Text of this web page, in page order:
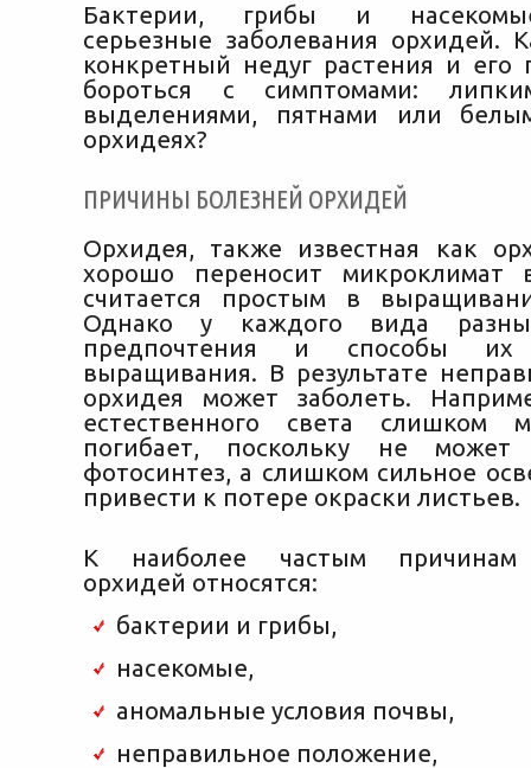
Бактерии, грибы и
серьезные заболевания орхидей.
конкретный недуг растения и его
бороться с симптомами:
выделениями, пятнами или
орхидеях?
ПРИЧИНЫ БОЛЕЗНЕЙ ОРХИДЕЙ
Орхидея, также известная как
хорошо переносит микроклимат
считается простым в
Однако у каждого вида
предпочтения и способы их
выращивания. В результате
орхидея может заболеть.
естественного света слишком
погибает, поскольку не может
фотосинтез, а слишком сильное
привести к потере окраски листьев.
К наиболее частым причинам
орхидей относятся:
бактерии и грибы,
насекомые,
аномальные условия почвы,
неправильное положение,